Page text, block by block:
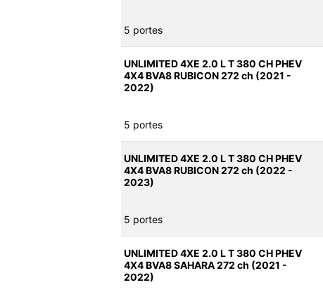
5 portes
UNLIMITED 4XE 2.0 L T 380 CH PHEV
4X4 BVA8 RUBICON 272 ch (2021 -
2022)
5 portes
UNLIMITED 4XE 2.0 L T 380 CH PHEV
4X4 BVA8 RUBICON 272 ch (2022 -
2023)
5 portes
UNLIMITED 4XE 2.0 L T 380 CH PHEV
4X4 BVA8 SAHARA 272 ch (2021 -
2022)